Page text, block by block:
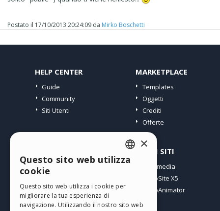
Postato il 17/10/2013 20:24:09 da Mirko Boschetti
HELP CENTER
Guide
Community
Siti Utenti
MARKETPLACE
Templates
Oggetti
Crediti
Offerte
I miei post
I miei Download
Spazio Web
ALTRI SITI
Incomedia
WebSite X5
WebAnimator
ENGLISH
×
Questo sito web utilizza
cookie
Questo sito web utilizza i cookie per
migliorare la tua esperienza di
navigazione. Utilizzando il nostro sito web